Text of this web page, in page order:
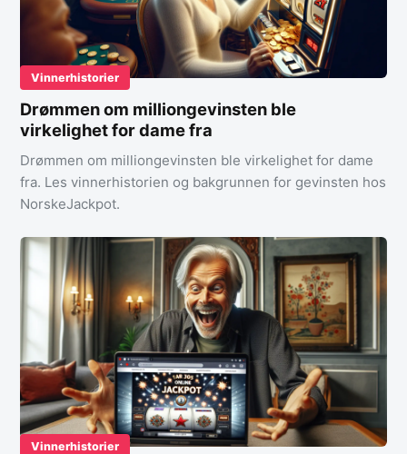
Vinnerhistorier
Drømmen om milliongevinsten ble
virkelighet for dame fra
Drømmen om milliongevinsten ble virkelighet for dame
fra. Les vinnerhistorien og bakgrunnen for gevinsten hos
NorskeJackpot.
Vinnerhistorier